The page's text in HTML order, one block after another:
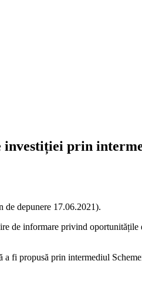
prin
de depunere 17.06.2021).
de informare privind oportunitățile
fi propusă prin intermediul